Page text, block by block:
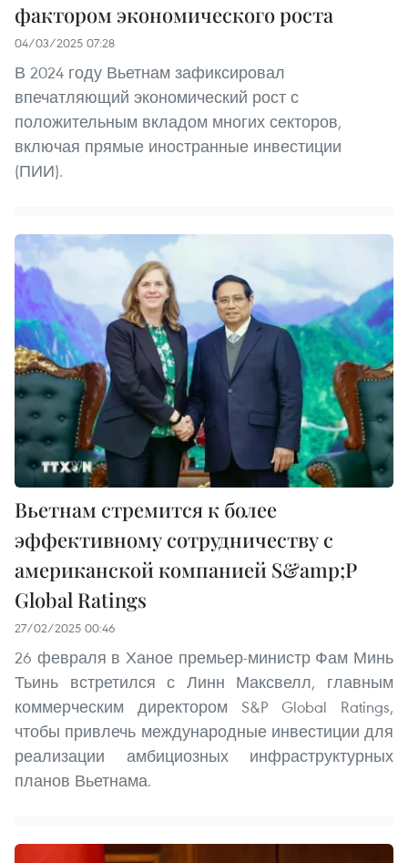
фактором экономического роста
04/03/2025 07:28
В 2024 году Вьетнам зафиксировал
впечатляющий экономический рост с
положительным вкладом многих секторов,
включая прямые иностранные инвестиции
(ПИИ).
Вьетнам стремится к более
эффективному сотрудничеству с
американской компанией S&amp;P
Global Ratings
27/02/2025 00:46
26 февраля в Ханое премьер-министр Фам Минь
Тьинь встретился с Линн Максвелл, главным
коммерческим директором S&P Global Ratings,
чтобы привлечь международные инвестиции для
реализации амбициозных инфраструктурных
планов Вьетнама.